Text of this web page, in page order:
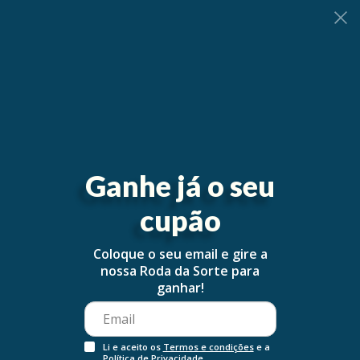
Ganhe já o seu
cupão
Coloque o seu email e gire a
nossa Roda da Sorte para
ganhar!
Li e aceito os Termos e condições e a